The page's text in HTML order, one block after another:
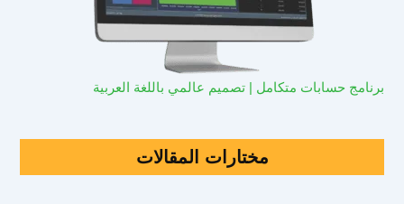
برنامج حسابات متكامل | تصميم عالمي باللغة العربية
مختارات المقالات